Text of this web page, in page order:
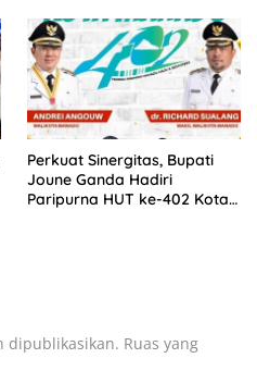
Perkuat Sinergitas, Bupati
Joune Ganda Hadiri
Paripurna HUT ke-402 Kota
dipublikasikan. Ruas yang